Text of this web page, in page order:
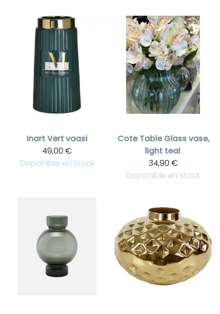
InartVert vaasi
49,00 €
Disponible en stock
Cote Table Glass vase,
light teal
34,90 €
Disponible en stock